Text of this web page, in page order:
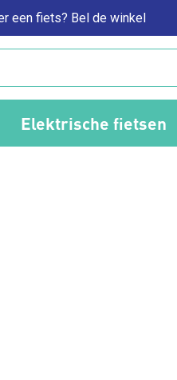
een fiets? Bel de winkel
Elektrische fietsen